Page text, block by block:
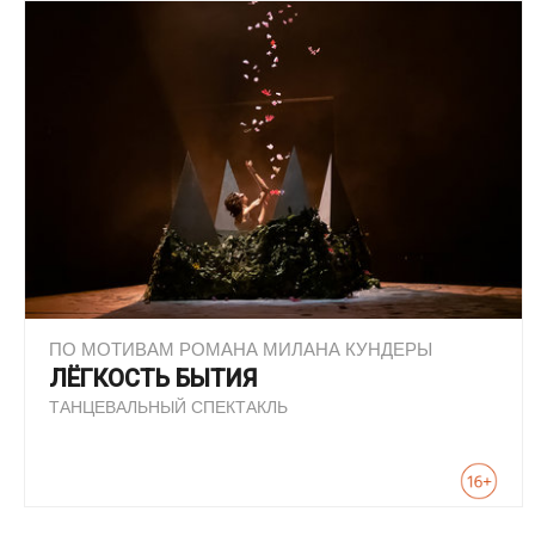
ПО МОТИВАМ РОМАНА МИЛАНА КУНДЕРЫ
ЛЁГКОСТЬ БЫТИЯ
ТАНЦЕВАЛЬНЫЙ СПЕКТАКЛЬ